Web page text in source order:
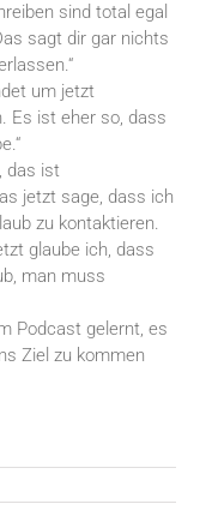
sind total egal
sagt dir gar nichts
um jetzt
Es ist eher so, dass
das ist
jetzt sage, dass ich
zu kontaktieren.
glaube ich, dass
man muss
Podcast gelernt, es
Ziel zu kommen